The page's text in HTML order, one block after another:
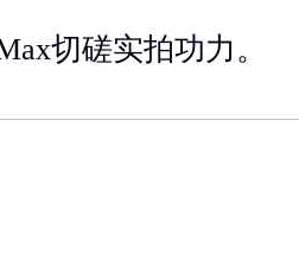
切磋实拍功力。